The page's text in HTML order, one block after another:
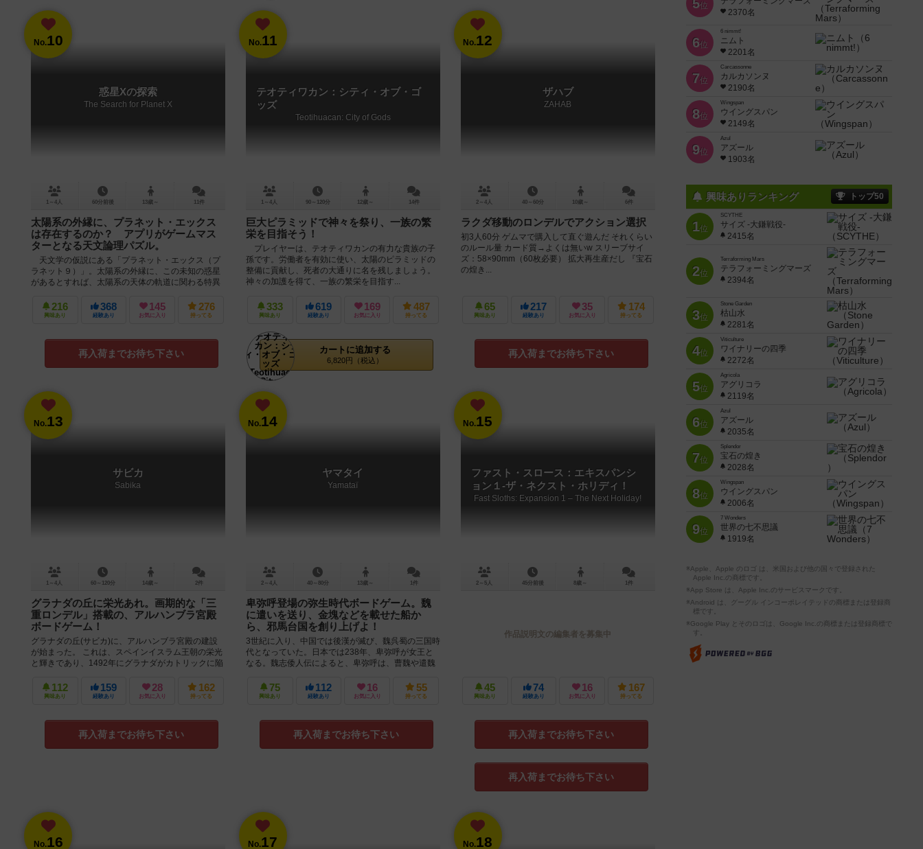
No.10
惑星Xの探索
The Search for Planet X
1～4人 60分前後 13歳～ 11件
太陽系の外縁に、プラネット・エックス
は存在するのか？ アプリがゲームマス
ターとなる天文論理パズル。
天文学の仮説にある「プラネット・エックス（プ
ラネット９）」。太陽系の外縁に、この未知の惑星
があるとすれば、太陽系の天体の軌道に関わる特異
216
興味あり
368
経験あり
145
お気に入り
276
持ってる
再入荷までお待ち下さい
No.11
テオティワカン：シティ・オブ・ゴ
ッズ
Teotihuacan: City of Gods
1～4人 90～120分 12歳～ 14件
巨大ピラミッドで神々を祭り、一族の繁
栄を目指そう！
プレイヤーは、テオティワカンの有力な貴族の子
孫です。労働者を有効に使い、太陽のピラミッドの
整備に貢献し、死者の大通りに名を残しましょう。
神々の加護を得て、一族の繁栄を目指す...
333
興味あり
619
経験あり
169
お気に入り
487
持ってる
カートに追加する
6,820円（税込）
No.12
ザハブ
ZAHAB
2～4人 40～60分 10歳～ 6件
ラクダ移動のロンデルでアクション選択
初3人60分 ゲムマで購入して直ぐ遊んだ それくらい
のルール量 カード質→よくは無いw スリーブサイ
ズ：58×90mm（60枚必要） 拡大再生産だし 『宝石
の煌き...
65
興味あり
217
経験あり
35
お気に入り
174
持ってる
再入荷までお待ち下さい
No.13
サビカ
Sabika
1～4人 60～120分 14歳～ 2件
グラナダの丘に栄光あれ。画期的な「三
重ロンデル」搭載の、アルハンブラ宮殿
ボードゲーム！
グラナダの丘(サビカ)に、アルハンブラ宮殿の建設
が始まった。 これは、スペインイスラム王朝の栄光
と輝きであり、1492年にグラナダがカトリックに陥
112
興味あり
159
経験あり
28
お気に入り
162
持ってる
再入荷までお待ち下さい
No.14
ヤマタイ
Yamataï
2～4人 40～80分 13歳～ 1件
卑弥呼登場の弥生時代ボードゲーム。魏
に遣いを送り、金塊などを載せた船か
ら、邪馬台国を創り上げよ！
3世紀に入り、中国では後漢が滅び、魏呉蜀の三国時
代となっていた。日本では238年、卑弥呼が女王と
なる。魏志倭人伝によると、卑弥呼は、曹魏や遣魏
75
興味あり
112
経験あり
16
お気に入り
55
持ってる
再入荷までお待ち下さい
No.15
ファスト・スロース：エキスパンシ
ョン１-ザ・ネクスト・ホリディ！
Fast Sloths: Expansion 1 – The Next Holiday!
2～5人 45分前後 8歳～ 1件
作品説明文の編集者を募集中
45
興味あり
74
経験あり
16
お気に入り
167
持ってる
再入荷までお待ち下さい
再入荷までお待ち下さい
No.16 No.17 No.18
5位
2370名
6位
6 nimmt!
ニムト
2201名
7位
Carcassonne
カルカソンヌ
2190名
8位
Wingspan
ウイングスパン
2149名
9位
Azul
アズール
1903名
興味ありランキング トップ50
1位
SCYTHE
サイズ -大鎌戦役-
2415名
2位
Terraforming Mars
テラフォーミングマーズ
2394名
3位
Stone Garden
枯山水
2281名
4位
Viticulture
ワイナリーの四季
2272名
5位
Agricola
アグリコラ
2119名
6位
Azul
アズール
2035名
7位
Splendor
宝石の煌き
2028名
8位
Wingspan
ウイングスパン
2006名
9位
7 Wonders
世界の七不思議
1919名
※Apple、Apple のロゴ は、米国および他の国々で登録された
Apple Inc.の商標です。
※App Store は、Apple Inc.のサービスマークです。
※Android は、グーグル インコーポレイテッドの商標または登録商
標です。
※Google Play とそのロゴは、Google Inc.の商標または登録商標で
す。